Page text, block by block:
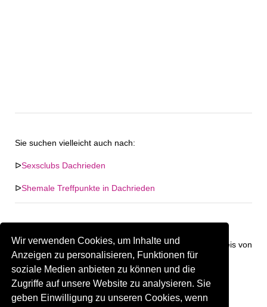
Wir verwenden Cookies, um Inhalte und
Anzeigen zu personalisieren, Funktionen für
soziale Medien anbieten zu können und die
Zugriffe auf unsere Website zu analysieren. Sie
geben Einwilligung zu unseren Cookies, wenn
Sie suchen vielleicht auch nach:
ᐅSexsclubs Dachrieden
ᐅShemale Treffpunkte in Dachrieden
Keine Firma in "Dachrieden" gefunden. Firmen im Umkreis von
"Dachrieden".
141.52 km Gay Treffpunkt Greiz
Sind Sie oder kennen Sie eine(n) Gay Treffpunkt in